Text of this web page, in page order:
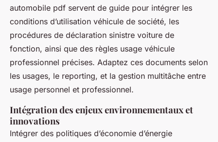
automobile pdf servent de guide pour intégrer les
conditions d’utilisation véhicule de société, les
procédures de déclaration sinistre voiture de
fonction, ainsi que des règles usage véhicule
professionnel précises. Adaptez ces documents selon
les usages, le reporting, et la gestion multitâche entre
usage personnel et professionnel.
Intégration des enjeux environnementaux et
innovations
Intégrer des politiques d’économie d’énergie